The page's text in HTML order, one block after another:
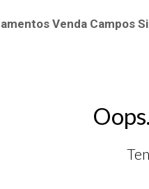
Venda Campos